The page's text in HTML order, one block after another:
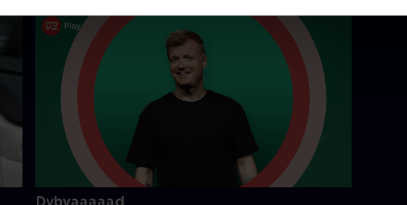
Dybvaaaaad